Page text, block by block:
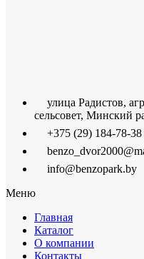
улица Радистов,
сельсовет, Минский
+375 (29) 184-78-
info@benzopark.by
Меню
Главная
Каталог
О компании
Контакты